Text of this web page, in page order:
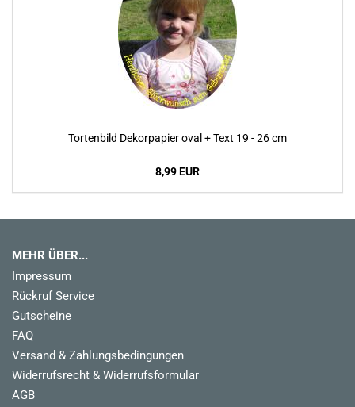
Tortenbild Dekorpapier oval + Text 19 - 26 cm
8,99 EUR
MEHR ÜBER...
Impressum
Rückruf Service
Gutscheine
FAQ
Versand & Zahlungsbedingungen
Widerrufsrecht & Widerrufsformular
AGB